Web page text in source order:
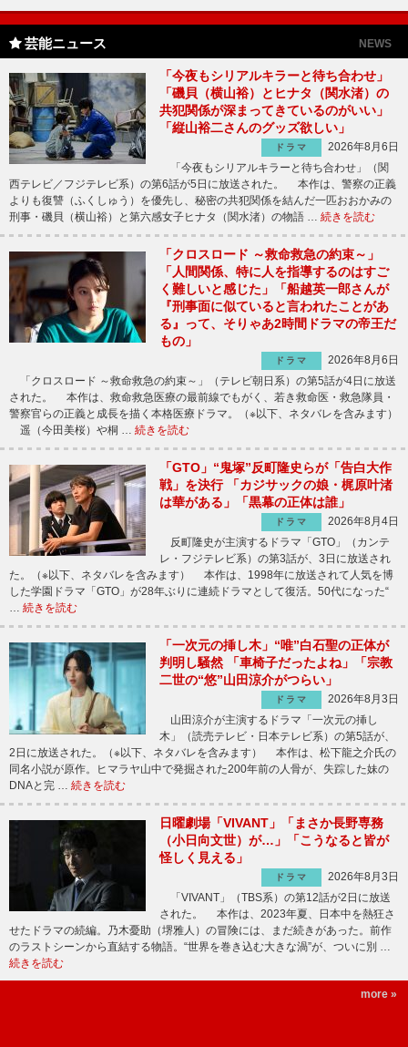
芸能ニュース NEWS
「今夜もシリアルキラーと待ち合わせ」
「磯貝（横山裕）とヒナタ（関水渚）の
共犯関係が深まってきているのがいい」
「縦山裕二さんのグッズ欲しい」
ドラマ
2026年8月6日
「今夜もシリアルキラーと待ち合わせ」（関
西テレビ／フジテレビ系）の第6話が5日に放送された。 本作は、警察の正義
よりも復讐（ふくしゅう）を優先し、秘密の共犯関係を結んだ一匹おおかみの
刑事・磯貝（横山裕）と第六感女子ヒナタ（関水渚）の物語 … 続きを読む
「クロスロード ～救命救急の約束～」
「人間関係、特に人を指導するのはすご
く難しいと感じた」「船越英一郎さんが
『刑事面に似ていると言われたことがあ
る』って、そりゃあ2時間ドラマの帝王だ
もの」
ドラマ
2026年8月6日
「クロスロード ～救命救急の約束～」（テレビ朝日系）の第5話が4日に放送
された。 本作は、救命救急医療の最前線でもがく、若き救命医・救急隊員・
警察官らの正義と成長を描く本格医療ドラマ。（※以下、ネタバレを含みます）
遥（今田美桜）や桐 … 続きを読む
「GTO」“鬼塚”反町隆史らが「告白大作
戦」を決行 「カジサックの娘・梶原叶渚
は華がある」「黒幕の正体は誰」
ドラマ
2026年8月4日
反町隆史が主演するドラマ「GTO」（カンテ
レ・フジテレビ系）の第3話が、3日に放送され
た。（※以下、ネタバレを含みます） 本作は、1998年に放送されて人気を博
した学園ドラマ「GTO」が28年ぶりに連続ドラマとして復活。50代になった“
… 続きを読む
「一次元の挿し木」“唯”白石聖の正体が
判明し騒然 「車椅子だったよね」「宗教
二世の“悠”山田涼介がつらい」
ドラマ
2026年8月3日
山田涼介が主演するドラマ「一次元の挿し
木」（読売テレビ・日本テレビ系）の第5話が、
2日に放送された。（※以下、ネタバレを含みます） 本作は、松下龍之介氏の
同名小説が原作。ヒマラヤ山中で発掘された200年前の人骨が、失踪した妹の
DNAと完 … 続きを読む
日曜劇場「VIVANT」「まさか長野専務
（小日向文世）が…」「こうなると皆が
怪しく見える」
ドラマ
2026年8月3日
「VIVANT」（TBS系）の第12話が2日に放送
された。 本作は、2023年夏、日本中を熱狂さ
せたドラマの続編。乃木憂助（堺雅人）の冒険には、まだ続きがあった。前作
のラストシーンから直結する物語。“世界を巻き込む大きな渦”が、ついに別 …
続きを読む
more »